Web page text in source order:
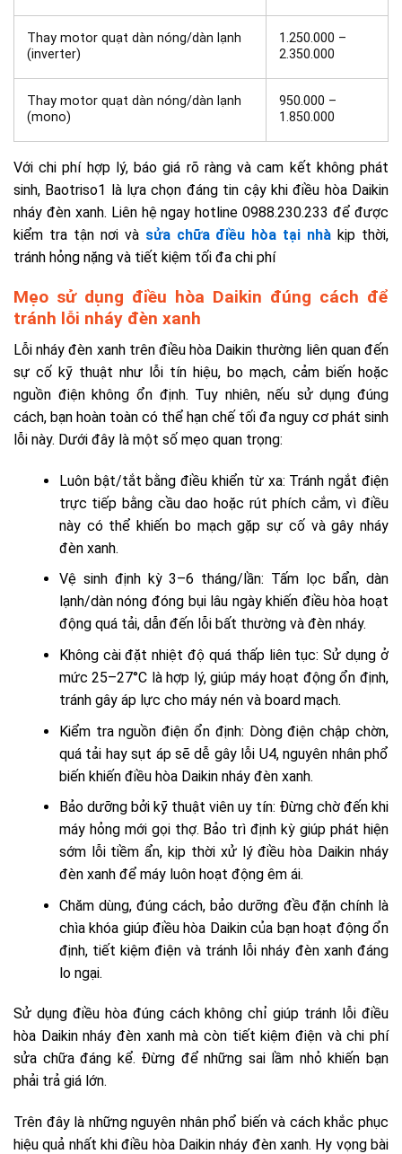
Thay motor quạt dàn nóng/dàn lạnh
(inverter)
1.250.000 –
2.350.000
Thay motor quạt dàn nóng/dàn lạnh
(mono)
950.000 –
1.850.000
Với chi phí hợp lý, báo giá rõ ràng và cam kết không phát
sinh, Baotriso1 là lựa chọn đáng tin cậy khi điều hòa Daikin
nháy đèn xanh. Liên hệ ngay hotline 0988.230.233 để được
kiểm tra tận nơi và sửa chữa điều hòa tại nhà kịp thời,
tránh hỏng nặng và tiết kiệm tối đa chi phí
Mẹo sử dụng điều hòa Daikin đúng cách để
tránh lỗi nháy đèn xanh
Lỗi nháy đèn xanh trên điều hòa Daikin thường liên quan đến
sự cố kỹ thuật như lỗi tín hiệu, bo mạch, cảm biến hoặc
nguồn điện không ổn định. Tuy nhiên, nếu sử dụng đúng
cách, bạn hoàn toàn có thể hạn chế tối đa nguy cơ phát sinh
lỗi này. Dưới đây là một số mẹo quan trọng:
Luôn bật/tắt bằng điều khiển từ xa: Tránh ngắt điện
trực tiếp bằng cầu dao hoặc rút phích cắm, vì điều
này có thể khiến bo mạch gặp sự cố và gây nháy
đèn xanh.
Vệ sinh định kỳ 3–6 tháng/lần: Tấm lọc bẩn, dàn
lạnh/dàn nóng đóng bụi lâu ngày khiến điều hòa hoạt
động quá tải, dẫn đến lỗi bất thường và đèn nháy.
Không cài đặt nhiệt độ quá thấp liên tục: Sử dụng ở
mức 25–27°C là hợp lý, giúp máy hoạt động ổn định,
tránh gây áp lực cho máy nén và board mạch.
Kiểm tra nguồn điện ổn định: Dòng điện chập chờn,
quá tải hay sụt áp sẽ dễ gây lỗi U4, nguyên nhân phổ
biến khiến điều hòa Daikin nháy đèn xanh.
Bảo dưỡng bởi kỹ thuật viên uy tín: Đừng chờ đến khi
máy hỏng mới gọi thợ. Bảo trì định kỳ giúp phát hiện
sớm lỗi tiềm ẩn, kịp thời xử lý điều hòa Daikin nháy
đèn xanh để máy luôn hoạt động êm ái.
Chăm dùng, đúng cách, bảo dưỡng đều đặn chính là
chìa khóa giúp điều hòa Daikin của bạn hoạt động ổn
định, tiết kiệm điện và tránh lỗi nháy đèn xanh đáng
lo ngại.
Sử dụng điều hòa đúng cách không chỉ giúp tránh lỗi điều
hòa Daikin nháy đèn xanh mà còn tiết kiệm điện và chi phí
sửa chữa đáng kể. Đừng để những sai lầm nhỏ khiến bạn
phải trả giá lớn.
Trên đây là những nguyên nhân phổ biến và cách khắc phục
hiệu quả nhất khi điều hòa Daikin nháy đèn xanh. Hy vọng bài